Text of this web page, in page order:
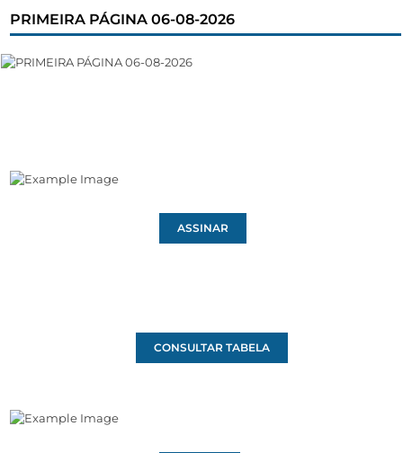
PRIMEIRA PÁGINA 06-08-2026
ASSINAR
CONSULTAR TABELA